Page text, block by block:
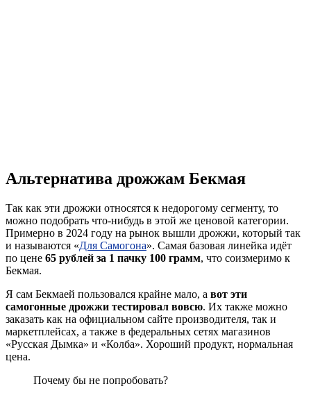
Альтернатива дрожжам Бекмая
Так как эти дрожжи относятся к недорогому сегменту, то
можно подобрать что-нибудь в этой же ценовой категории.
Примерно в 2024 году на рынок вышли дрожжи, который так
и называются «Для Самогона». Самая базовая линейка идёт
по цене 65 рублей за 1 пачку 100 грамм, что соизмеримо к
Бекмая.
Я сам Бекмаей пользовался крайне мало, а вот эти
самогонные дрожжи тестировал вовсю. Их также можно
заказать как на официальном сайте производителя, так и
маркетплейсах, а также в федеральных сетях магазинов
«Русская Дымка» и «Колба». Хороший продукт, нормальная
цена.
Почему бы не попробовать?